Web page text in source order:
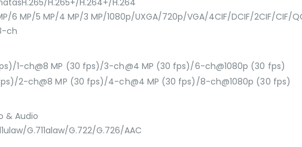
6 MP/5 MP/4 MP/3 MP/1080p/UXGA/720p/VGA/4CIF/DCIF/2CIF/CIF/
ch
1-ch@8 MP (30 fps)/3-ch@4 MP (30 fps)/6-ch@1080p (30 fps)
fps)/2-ch@8 MP (30 fps)/4-ch@4 MP (30 fps)/8-ch@1080p (30 fps)
& Audio
G.711alaw/G.722/G.726/AAC